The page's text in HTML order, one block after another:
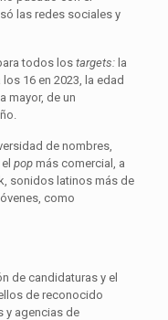
las redes sociales y
todos lostargets: la
16 en 2023, la edad
mayor, de un
de nombres,
pop más comercial, a
sonidos latinos más de
como
de candidaturas y el
de reconocido
y agencias de